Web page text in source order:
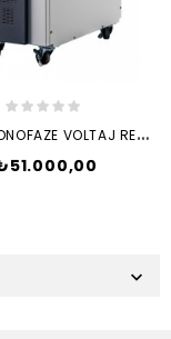
1
0 KVA MONOFAZE VOLTAJ REGÜLATÖRÜ
